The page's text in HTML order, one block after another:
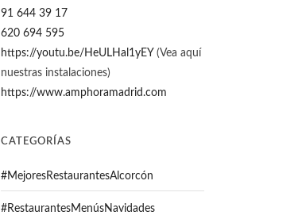
91 644 39 17
620 694 595
https://youtu.be/HeULHal1yEY(Vea aquí
nuestras instalaciones)
https://www.amphoramadrid.com
CATEGORÍAS
#MejoresRestaurantesAlcorcón
#RestaurantesMenúsNavidades